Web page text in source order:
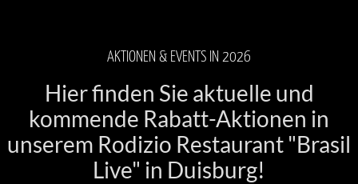
AKTIONEN & EVENTS IN 2026
Hier finden Sie aktuelle und
kommende Rabatt-Aktionen in
unserem Rodizio Restaurant "Brasil
Live" in Duisburg!